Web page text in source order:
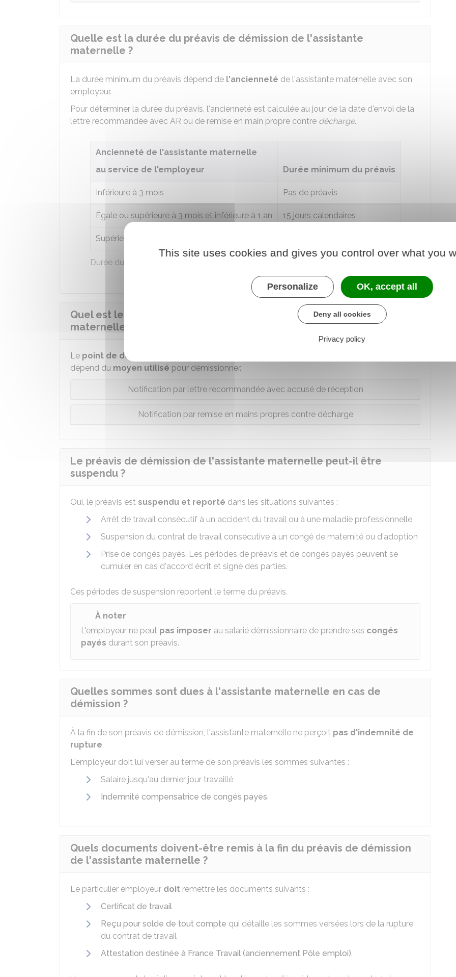
Quelle est la durée du préavis de démission de l'assistante
maternelle ?
La durée minimum du préavis dépend de l'ancienneté de l'assistante maternelle avec son
employeur.
Pour déterminer la durée du préavis, l'ancienneté est calculée au jour de la date d'envoi de la
lettre recommandée avec AR ou de remise en main propre contre décharge.
Durée du préavis selon l'ancienneté de l'assistante maternelle
Ancienneté de l'assistante maternelle
au service de l'employeur
Durée minimum du préavis
Inférieure à 3 mois Pas de préavis
Égale ou supérieure à 3 mois et inférieure à 1 an 15 jours calendaires
Supérieure à 1 an
Quel est le point de départ du préavis de démission de l'assistante
maternelle ?
Le point de départ
dépend du moyen utilisé pour démissionner.
Notification par lettre recommandée avec accusé de réception
Notification par remise en mains propres contre décharge
Le préavis de démission de l'assistante maternelle peut-il être
suspendu ?
Oui, le préavis est suspendu et reporté dans les situations suivantes :
Arrêt de travail consécutif à un accident du travail ou à une maladie professionnelle
Suspension du contrat de travail consécutive à un congé de maternité ou d'adoption
Prise de congés payés. Les périodes de préavis et de congés payés peuvent se
cumuler en cas d'accord écrit et signé des parties.
Ces périodes de suspension reportent le terme du préavis.
À noter
L'employeur ne peut pas imposer au salarié démissionnaire de prendre ses congés
payés durant son préavis.
Quelles sommes sont dues à l'assistante maternelle en cas de
démission ?
À la fin de son préavis de démission, l'assistante maternelle ne perçoit pas d'indemnité de
rupture.
L'employeur doit lui verser au terme de son préavis les sommes suivantes :
Salaire jusqu'au dernier jour travaillé
Indemnité compensatrice de congés payés.
Quels documents doivent-être remis à la fin du préavis de démission
de l'assistante maternelle ?
Le particulier employeur doit remettre les documents suivants :
Certificat de travail
Reçu pour solde de tout compte qui détaille les sommes versées lors de la rupture
du contrat de travail
Attestation destinée à France Travail (anciennement Pôle emploi).
This site uses cookies and gives you control over what you
Personalize OK, accept all
Deny all cookies
Privacy policy